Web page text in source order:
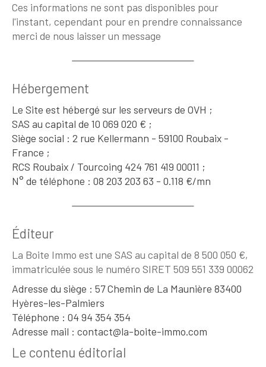
Ces informations ne sont pas disponibles pour
l'instant, cependant pour en prendre connaissance
merci de nous laisser un message
Hébergement
Le Site est hébergé sur les serveurs de OVH ;
SAS au capital de 10 069 020 € ;
Siège social : 2 rue Kellermann - 59100 Roubaix -
France ;
RCS Roubaix / Tourcoing 424 761 419 00011 ;
N° de téléphone : 08 203 203 63 - 0.118 €/mn
Éditeur
La Boite Immo est une SAS au capital de 8 500 050 €,
immatriculée sous le numéro SIRET 509 551 339 00062
Adresse du siège : 57 Chemin de La Maunière 83400
Hyères-les-Palmiers
Téléphone : 04 94 354 354
Adresse mail : contact@la-boite-immo.com
Le contenu éditorial